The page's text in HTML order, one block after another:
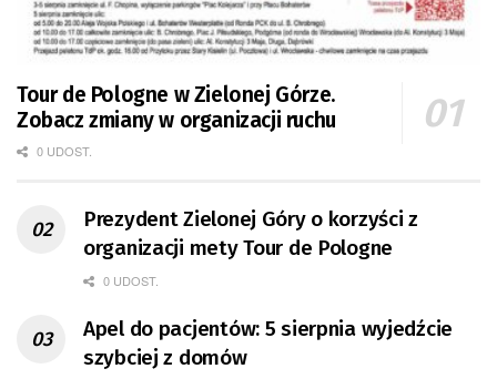
Tour de Pologne w Zielonej Górze.
Zobacz zmiany w organizacji ruchu
0 UDOST.
Prezydent Zielonej Góry o korzyści z
organizacji mety Tour de Pologne
0 UDOST.
Apel do pacjentów: 5 sierpnia wyjedźcie
szybciej z domów